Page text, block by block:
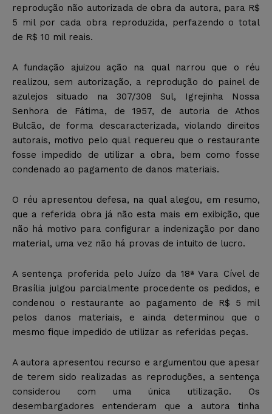
reprodução não autorizada de obra da autora, para R$
5 mil por cada obra reproduzida, perfazendo o total
de R$ 10 mil reais.
A fundação ajuizou ação na qual narrou que o réu
realizou, sem autorização, a reprodução do painel de
azulejos situado na 307/308 Sul, Igrejinha Nossa
Senhora de Fátima, de 1957, de autoria de Athos
Bulcão, de forma descaracterizada, violando direitos
autorais, motivo pelo qual requereu que o restaurante
fosse impedido de utilizar a obra, bem como fosse
condenado ao pagamento de danos materiais.
O réu apresentou defesa, na qual alegou, em resumo,
que a referida obra já não esta mais em exibição, que
não há motivo para configurar a indenização por dano
material, uma vez não há provas de intuito de lucro.
A sentença proferida pelo Juízo da 18ª Vara Cível de
Brasília julgou parcialmente procedente os pedidos, e
condenou o restaurante ao pagamento de R$ 5 mil
pelos danos materiais, e ainda determinou que o
mesmo fique impedido de utilizar as referidas peças.
A autora apresentou recurso e argumentou que apesar
de terem sido realizadas as reproduções, a sentença
considerou com uma única utilização. Os
desembargadores entenderam que a autora tinha